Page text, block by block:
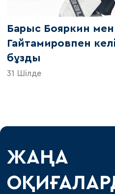
Барыс Бояркин мен
Гайтамировпен
бұзды
31 Шілде
ЖАҢА